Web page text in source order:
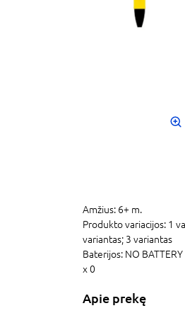
Amžius: 6+ m.
Produkto variacijos: 1
variantas; 3 variantas
Baterijos: NO BATTERY
x 0
Apie prekę